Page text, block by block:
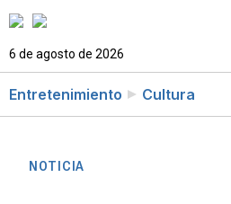
6 de agosto de 2026
Entretenimiento Cultura
NOTICIA